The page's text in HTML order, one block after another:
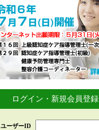
ログイン・新規会員登録
ユーザーID